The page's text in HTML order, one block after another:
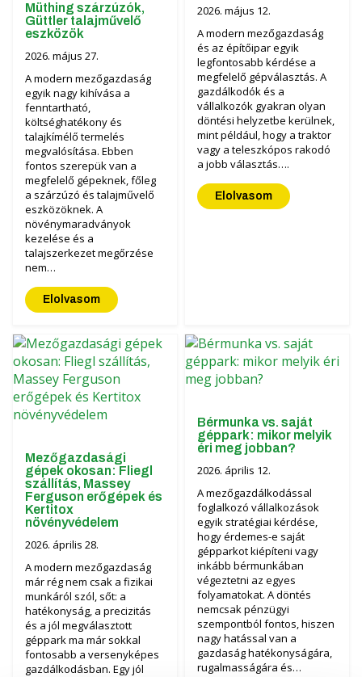
Müthing szárzúzók,
Güttler talajművelő
eszközök
2026. május 27.
A modern mezőgazdaság
egyik nagy kihívása a
fenntartható,
költséghatékony és
talajkímélő termelés
megvalósítása. Ebben
fontos szerepük van a
megfelelő gépeknek, főleg
a szárzúzó és talajművelő
eszközöknek. A
növénymaradványok
kezelése és a
talajszerkezet megőrzése
nem…
Elolvasom
2026. május 12.
A modern mezőgazdaság
és az építőipar egyik
legfontosabb kérdése a
megfelelő gépválasztás. A
gazdálkodók és a
vállalkozók gyakran olyan
döntési helyzetbe kerülnek,
mint például, hogy a traktor
vagy a teleszkópos rakodó
a jobb választás….
Elolvasom
Mezőgazdasági
gépek okosan: Fliegl
szállítás, Massey
Ferguson erőgépek és
Kertitox
növényvédelem
2026. április 28.
A modern mezőgazdaság
már rég nem csak a fizikai
munkáról szól, sőt: a
hatékonyság, a precizitás
és a jól megválasztott
géppark ma már sokkal
fontosabb a versenyképes
gazdálkodásban. Egy jól
Bérmunka vs. saját
géppark: mikor melyik
éri meg jobban?
2026. április 12.
A mezőgazdálkodással
foglalkozó vállalkozások
egyik stratégiai kérdése,
hogy érdemes-e saját
gépparkot kiépíteni vagy
inkább bérmunkában
végeztetni az egyes
folyamatokat. A döntés
nemcsak pénzügyi
szempontból fontos, hiszen
nagy hatással van a
gazdaság hatékonyságára,
rugalmasságára és…